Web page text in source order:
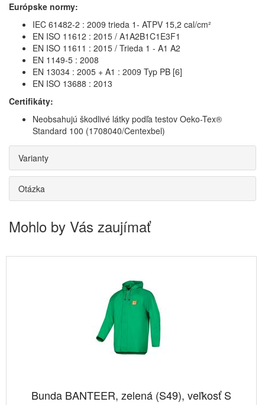
Európske normy:
IEC 61482-2 : 2009 trieda 1- ATPV 15,2 cal/cm²
EN ISO 11612 : 2015 / A1A2B1C1E3F1
EN ISO 11611 : 2015 / Trieda 1 - A1 A2
EN 1149-5 : 2008
EN 13034 : 2005 + A1 : 2009 Typ PB [6]
EN ISO 13688 : 2013
Certifikáty:
Neobsahujú škodlivé látky podľa testov Oeko-Tex®
Standard 100 (1708040/Centexbel)
Varianty
Otázka
Mohlo by Vás zaujímať
Bunda BANTEER, zelená (S49), veľkosť S